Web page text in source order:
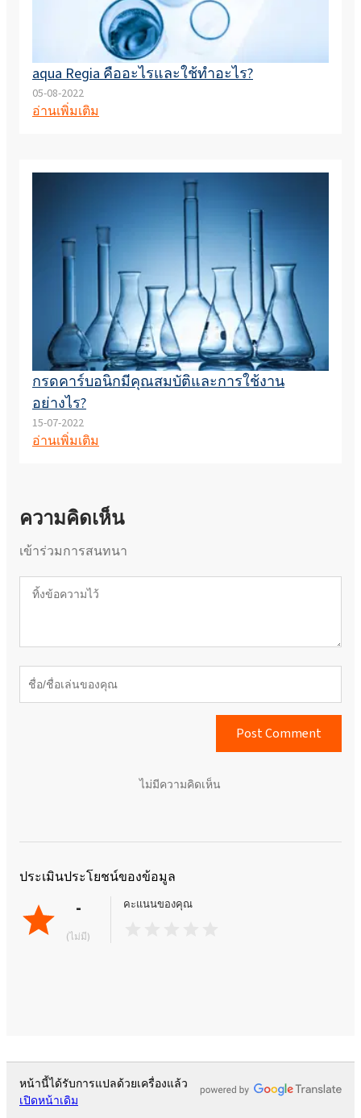
aqua Regia คืออะไรและใช้ทำอะไร?
05-08-2022
อ่านเพิ่มเติม
กรดคาร์บอนิกมีคุณสมบัติและการใช้งาน
อย่างไร?
15-07-2022
อ่านเพิ่มเติม
ความคิดเห็น
เข้าร่วมการสนทนา
Post Comment
ไม่มีความคิดเห็น
ประเมินประโยชน์ของข้อมูล
-
(ไม่มี)
คะแนนของคุณ
หน้านี้ได้รับการแปลด้วยเครื่องแล้ว
เปิดหน้าเดิม